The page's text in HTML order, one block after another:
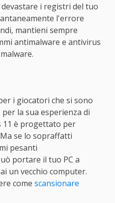
i registri del tuo
l'errore
mantieni sempre
antimalware e antivirus
i giocatori che si sono
la sua esperienza di
11 è progettato per
se lo sopraffatti
pesanti
portare il tuo PC a
un vecchio computer.
come scansionare